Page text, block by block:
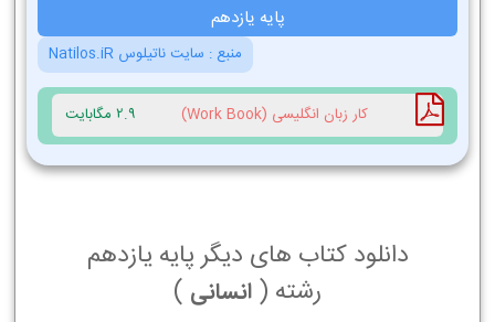
پایه یازدهم
منبع : سایت ناتیلوس Natilos.iR
کار زبان انگلیسی (Work Book) 2.9 مگابایت
دانلود کتاب های دیگر پایه یازدهم
رشته ( انسانی )